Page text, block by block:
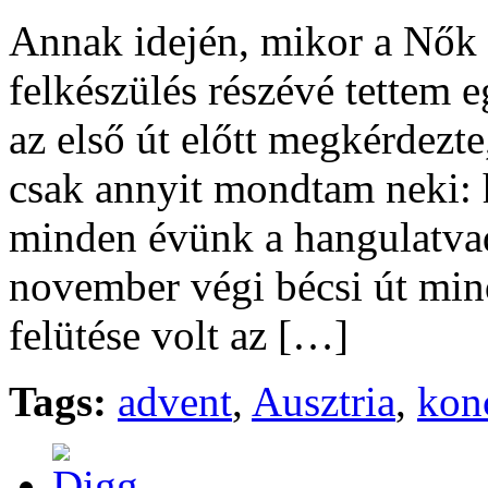
Annak idején, mikor a
felkészülés részévé tettem
az első út előtt
csak annyit mondtam
minden évünk a
november végi bécsi út
felütése volt az […]
Tags: advent, Ausztria,